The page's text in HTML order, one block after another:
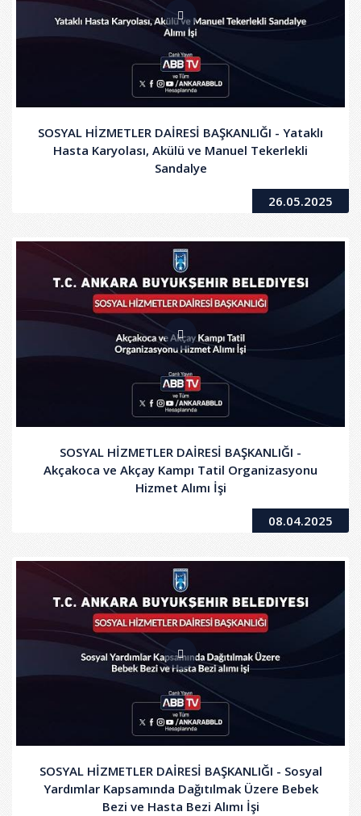
SOSYAL HİZMETLER DAİRESİ BAŞKANLIĞI - Yataklı
Hasta Karyolası, Akülü ve Manuel Tekerlekli
Sandalye
26.05.2025
SOSYAL HİZMETLER DAİRESİ BAŞKANLIĞI -
Akçakoca ve Akçay Kampı Tatil Organizasyonu
Hizmet Alımı İşi
08.04.2025
SOSYAL HİZMETLER DAİRESİ BAŞKANLIĞI - Sosyal
Yardımlar Kapsamında Dağıtılmak Üzere Bebek
Bezi ve Hasta Bezi Alımı İşi